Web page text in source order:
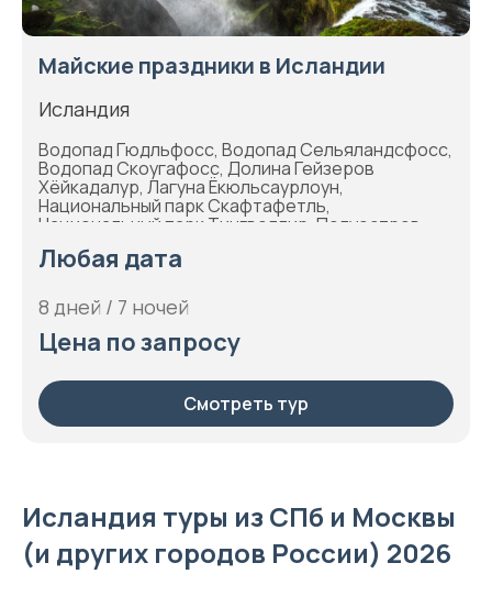
Майские праздники в Исландии
Исландия
Водопад Гюдльфосс, Водопад Сельяландсфосс,
Водопад Скоугафосс, Долина Гейзеров
Хёйкадалур, Лагуна Ёкюльсаурлоун,
Национальный парк Скафтафетль,
Национальный парк Тингвеллир, Полуостров
Снайфельснесс, Рейкьявик
Любая дата
8 дней / 7 ночей
Цена по запросу
Смотреть тур
Исландия туры из СПб и Москвы
(и других городов России) 2026